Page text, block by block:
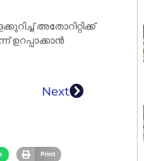
അതോറിറ്റിക്ക്
ഉറപ്പാക്കാൻ
Next
Print